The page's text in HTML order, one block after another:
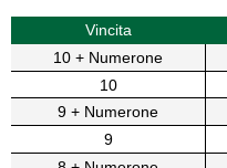
Vincita
10 + Numerone
10
9 + Numerone
9